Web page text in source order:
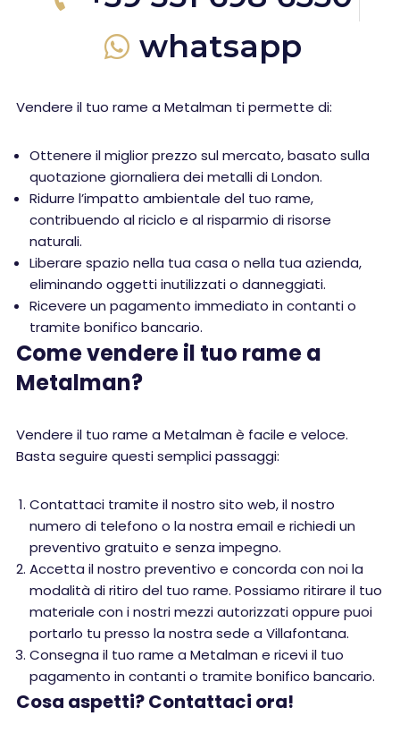
whatsapp
Vendere il tuo rame a Metalman ti permette di:
Ottenere il miglior prezzo sul mercato, basato sulla
quotazione giornaliera dei metalli di London.
Ridurre l’impatto ambientale del tuo rame,
contribuendo al riciclo e al risparmio di risorse
naturali.
Liberare spazio nella tua casa o nella tua azienda,
eliminando oggetti inutilizzati o danneggiati.
Ricevere un pagamento immediato in contanti o
tramite bonifico bancario.
Come vendere il tuo rame a
Metalman?
Vendere il tuo rame a Metalman è facile e veloce.
Basta seguire questi semplici passaggi:
Contattaci tramite il nostro sito web, il nostro
numero di telefono o la nostra email e richiedi un
preventivo gratuito e senza impegno.
Accetta il nostro preventivo e concorda con noi la
modalità di ritiro del tuo rame. Possiamo ritirare il tuo
materiale con i nostri mezzi autorizzati oppure puoi
portarlo tu presso la nostra sede a Villafontana.
Consegna il tuo rame a Metalman e ricevi il tuo
pagamento in contanti o tramite bonifico bancario.
Cosa aspetti? Contattaci ora!